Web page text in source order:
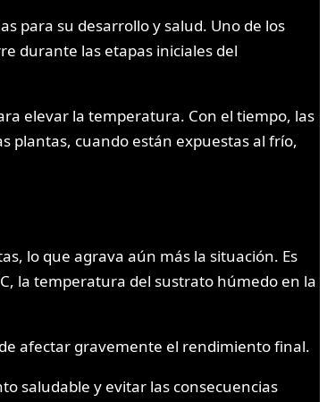
para su desarrollo y salud. Uno de los
durante las etapas iniciales del
elevar la temperatura. Con el tiempo, las
plantas, cuando están expuestas al frío,
lo que agrava aún más la situación. Es
la temperatura del sustrato húmedo en la
afectar gravemente el rendimiento final.
saludable y evitar las consecuencias